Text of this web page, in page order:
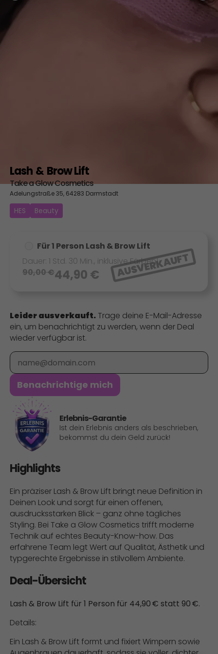
Lash & Brow Lift
Take a Glow Cosmetics
Adelungstraße 35, 64283 Darmstadt
HES Beauty
Für 1 Person Lash & Brow Lift
Dauer: 1 Std. 30 Min., inklusive Färben!
90,00€44,90 € AUSVERKAUFT
Leider ausverkauft. Trage deine E-Mail-Adresse
ein, um benachrichtigt zu werden, wenn der Deal
wieder verfügbar ist.
E-Mail
Benachrichtige mich
Erlebnis-Garantie
Ist dein Erlebnis anders als beschrieben,
bekommst du dein Geld zurück!
Highlights
Ein präziser Lash & Brow Lift bringt neue Definition in
Deinen Look und sorgt für einen offenen,
ausdrucksstarken Blick – ganz ohne tägliches
Styling. Bei Take a Glow Cosmetics trifft moderne
Technik auf echtes Beauty-Know-how. Das
erfahrene Team legt Wert auf Qualität, Ästhetik und
typgerechte Ergebnisse in stilvollem Ambiente.
Deal-Übersicht
Lash & Brow Lift für 1 Person für 44,90 € statt 90 €.
Details:
Ein Lash & Brow Lift formt und fixiert Wimpern sowie